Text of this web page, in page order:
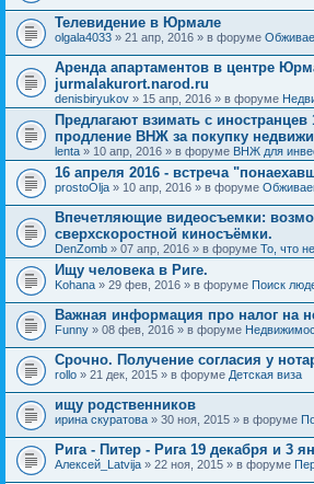
Телевидение в Юрмале
olgala4033 » 21 апр, 2016 » в форуме
Аренда апартаментов в центре
jurmalakurort.narod.ru
denisbiryukov » 15 апр, 2016 » в форуме
Предлагают взимать с иностранцев
продление ВНЖ за покупку
lenta » 10 апр, 2016 » в форуме ВНЖ для
16 апреля 2016 - встреча
prostoOlja » 10 апр, 2016 » в форуме
Впечетляющие видеосъемки:
сверхскоростной киносъёмки.
DenZomb » 07 апр, 2016 » в форуме То, что
Ищу человека в Риге.
Kohana » 29 фев, 2016 » в форуме Поиск
Важная информация про налог на
Funny » 08 фев, 2016 » в форуме
Срочно. Получение согласия у
rollo » 21 дек, 2015 » в форуме Детская виза
ищу родственников
ирина скуратова » 30 ноя, 2015 » в форуме
Рига - Питер - Рига 19 декабря и 3
Алексей_Latvija » 22 ноя, 2015 » в форуме